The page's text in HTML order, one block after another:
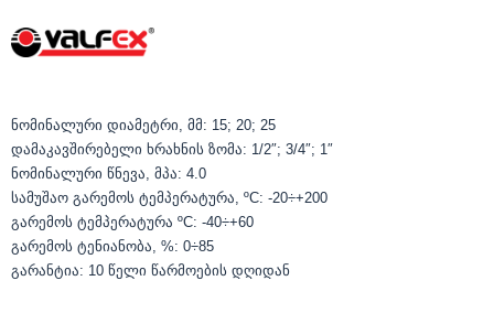
ნომინალური დიამეტრი, მმ: 15; 20; 25
დამაკავშირებელი ხრახნის ზომა: 1/2″; 3/4″; 1″
ნომინალური წნევა, მპა: 4.0
სამუშაო გარემოს ტემპერატურა, ºС: -20÷+200
გარემოს ტემპერატურა ºС: -40÷+60
გარემოს ტენიანობა, %: 0÷85
გარანტია: 10 წელი წარმოების დღიდან